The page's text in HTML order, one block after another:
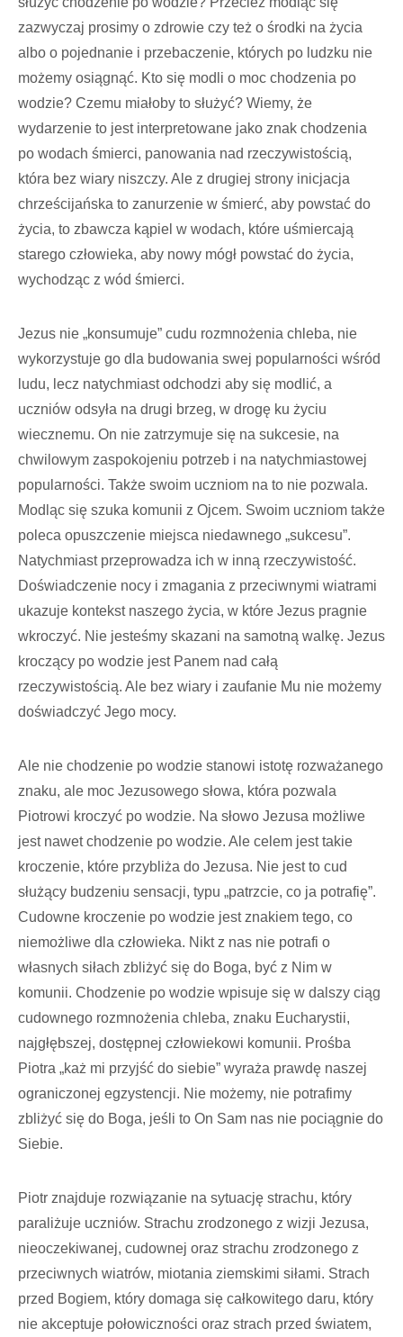
zazwyczaj prosimy o zdrowie czy też o środki na życia
albo o pojednanie i przebaczenie, których po ludzku nie
możemy osiągnąć. Kto się modli o moc chodzenia po
wodzie? Czemu miałoby to służyć? Wiemy, że
wydarzenie to jest interpretowane jako znak chodzenia
po wodach śmierci, panowania nad rzeczywistością,
która bez wiary niszczy. Ale z drugiej strony inicjacja
chrześcijańska to zanurzenie w śmierć, aby powstać do
życia, to zbawcza kąpiel w wodach, które uśmiercają
starego człowieka, aby nowy mógł powstać do życia,
wychodząc z wód śmierci.
Jezus nie „konsumuje” cudu rozmnożenia chleba, nie
wykorzystuje go dla budowania swej popularności wśród
ludu, lecz natychmiast odchodzi aby się modlić, a
uczniów odsyła na drugi brzeg, w drogę ku życiu
wiecznemu. On nie zatrzymuje się na sukcesie, na
chwilowym zaspokojeniu potrzeb i na natychmiastowej
popularności. Także swoim uczniom na to nie pozwala.
Modląc się szuka komunii z Ojcem. Swoim uczniom także
poleca opuszczenie miejsca niedawnego „sukcesu”.
Natychmiast przeprowadza ich w inną rzeczywistość.
Doświadczenie nocy i zmagania z przeciwnymi wiatrami
ukazuje kontekst naszego życia, w które Jezus pragnie
wkroczyć. Nie jesteśmy skazani na samotną walkę. Jezus
kroczący po wodzie jest Panem nad całą
rzeczywistością. Ale bez wiary i zaufanie Mu nie możemy
doświadczyć Jego mocy.
Ale nie chodzenie po wodzie stanowi istotę rozważanego
znaku, ale moc Jezusowego słowa, która pozwala
Piotrowi kroczyć po wodzie. Na słowo Jezusa możliwe
jest nawet chodzenie po wodzie. Ale celem jest takie
kroczenie, które przybliża do Jezusa. Nie jest to cud
służący budzeniu sensacji, typu „patrzcie, co ja potrafię”.
Cudowne kroczenie po wodzie jest znakiem tego, co
niemożliwe dla człowieka. Nikt z nas nie potrafi o
własnych siłach zbliżyć się do Boga, być z Nim w
komunii. Chodzenie po wodzie wpisuje się w dalszy ciąg
cudownego rozmnożenia chleba, znaku Eucharystii,
najgłębszej, dostępnej człowiekowi komunii. Prośba
Piotra „każ mi przyjść do siebie” wyraża prawdę naszej
ograniczonej egzystencji. Nie możemy, nie potrafimy
zbliżyć się do Boga, jeśli to On Sam nas nie pociągnie do
Siebie.
Piotr znajduje rozwiązanie na sytuację strachu, który
paraliżuje uczniów. Strachu zrodzonego z wizji Jezusa,
nieoczekiwanej, cudownej oraz strachu zrodzonego z
przeciwnych wiatrów, miotania ziemskimi siłami. Strach
przed Bogiem, który domaga się całkowitego daru, który
nie akceptuje połowiczności oraz strach przed światem,